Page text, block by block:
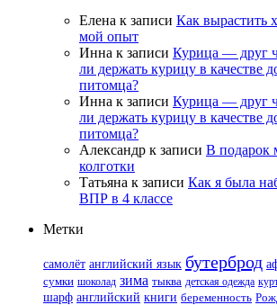
Елена к записи Как вырастить
мой опыт
Инна к записи Курица — друг
ли держать курицу в качестве
питомца?
Инна к записи Курица — друг
ли держать курицу в качестве
питомца?
Александр к записи В
колготки
Татьяна к записи Как я была
ВПР в 4 классе
Метки
самолёт английский язык бутерброд
сумки шоколад зима тыква детская одежда
шарф английский книги беременность